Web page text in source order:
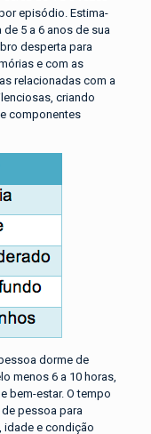
episódio. Estima-
5 a 6 anos de sua
desperta para
e com as
relacionadas com a
criando
componentes
dorme de
menos 6 a 10 horas,
bem-estar. O tempo
pessoa para
idade e condição